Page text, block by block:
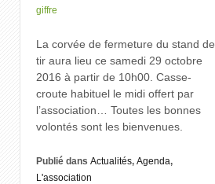
giffre
La corvée de fermeture du stand de
tir aura lieu ce samedi 29 octobre
2016 à partir de 10h00. Casse-
croute habituel le midi offert par
l’association… Toutes les bonnes
volontés sont les bienvenues.
Publié dans Actualités, Agenda,
L'association